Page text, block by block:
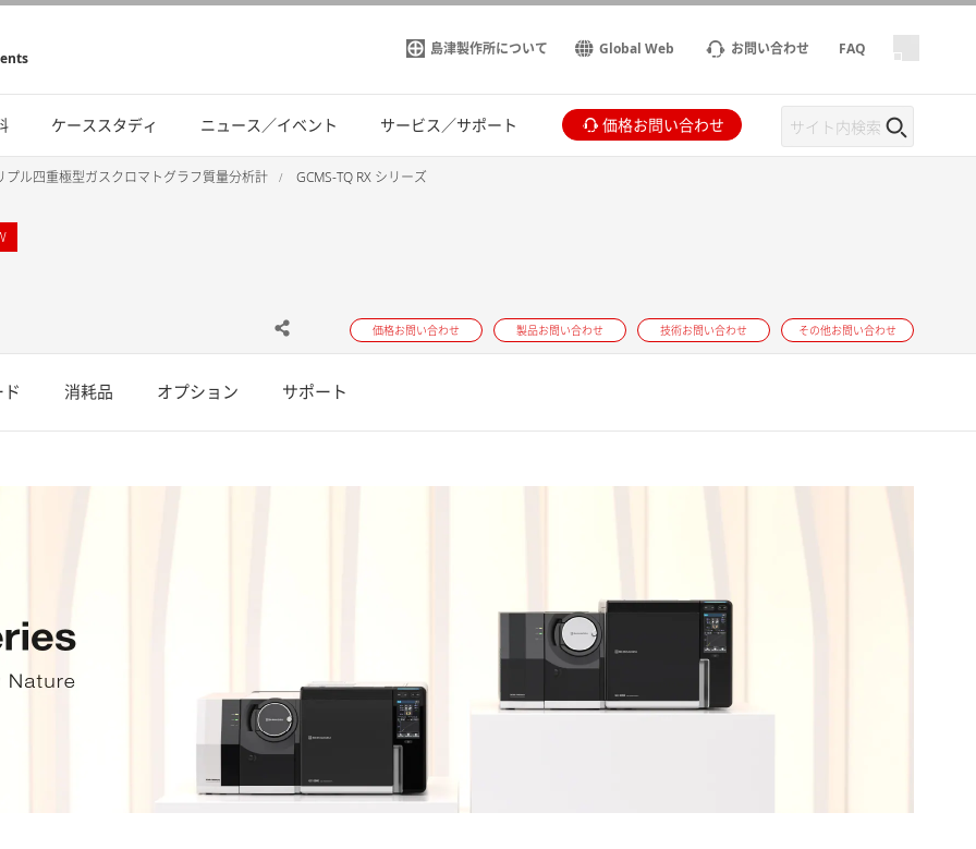
島津製作所について Global Web お問い合わせ FAQ
ケーススタディ ニュース／イベント サービス／サポート 価格お問い合わせ
プル四重極型ガスクロマトグラフ質量分析計 GCMS-TQ RX シリーズ
価格お問い合わせ 製品お問い合わせ 技術お問い合わせ その他お問い合わせ
消耗品 オプション サポート